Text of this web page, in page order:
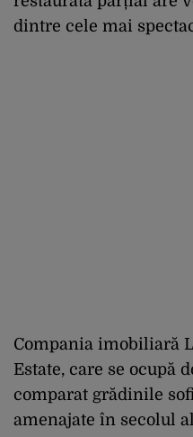
dintre cele mai
Compania imobiliară
Estate, care se ocupă
comparat grădinile
amenajate în secolul